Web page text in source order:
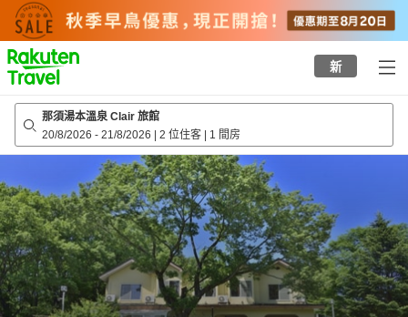
to
top
page
新
那須湯本溫泉 Clair 旅館
20/8/2026 - 21/8/2026 | 2 位住客 | 1 間房